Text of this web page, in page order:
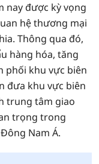
nay được kỳ vọng
hệ thương mại
Thông qua đó,
hàng hóa, tăng
phối khu vực biên
đưa khu vực biên
trung tâm giao
trọng trong
Nam Á.